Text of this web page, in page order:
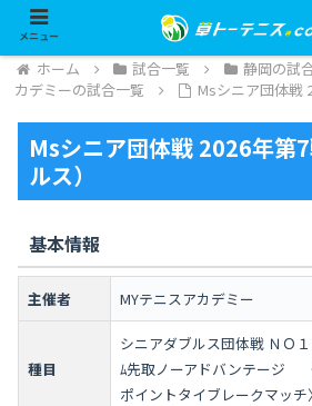
ホーム 試合一覧 静岡の試
カデミーの試合一覧
Msシニア団体戦
Msシニア団体戦 2026年第
ルス）
基本情報
主催者 MYテニスアカデミー
種目
シニアダブルス団体戦 ＮＯ
ﾑ先取ノーアドバンテージ
ポイントタイブレークマッチ〉
メニュー